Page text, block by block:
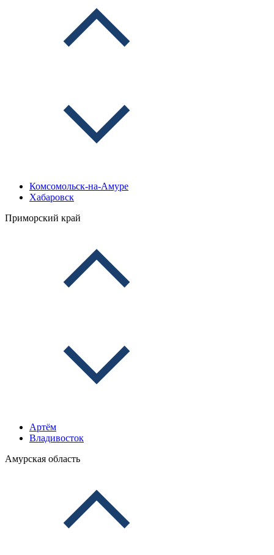
Комсомольск-на-Амуре
Хабаровск
Приморский край
Артём
Владивосток
Амурская область